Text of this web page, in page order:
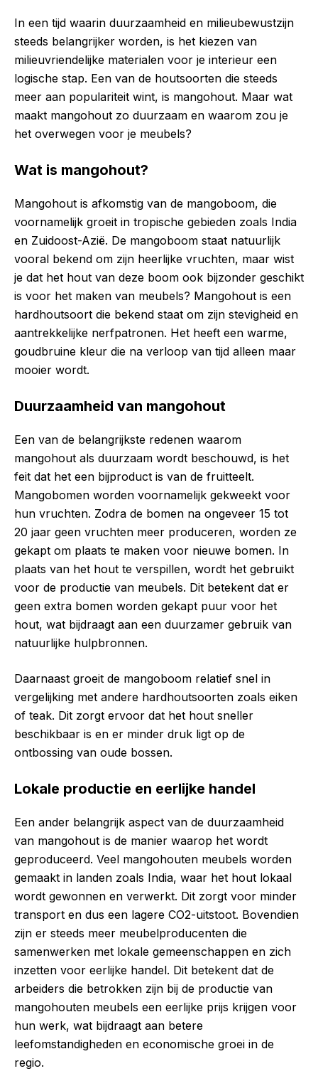
In een tijd waarin duurzaamheid en milieubewustzijn
steeds belangrijker worden, is het kiezen van
milieuvriendelijke materialen voor je interieur een
logische stap. Een van de houtsoorten die steeds
meer aan populariteit wint, is mangohout. Maar wat
maakt mangohout zo duurzaam en waarom zou je
het overwegen voor je meubels?
Wat is mangohout?
Mangohout is afkomstig van de mangoboom, die
voornamelijk groeit in tropische gebieden zoals India
en Zuidoost-Azië. De mangoboom staat natuurlijk
vooral bekend om zijn heerlijke vruchten, maar wist
je dat het hout van deze boom ook bijzonder geschikt
is voor het maken van meubels? Mangohout is een
hardhoutsoort die bekend staat om zijn stevigheid en
aantrekkelijke nerfpatronen. Het heeft een warme,
goudbruine kleur die na verloop van tijd alleen maar
mooier wordt.
Duurzaamheid van mangohout
Een van de belangrijkste redenen waarom
mangohout als duurzaam wordt beschouwd, is het
feit dat het een bijproduct is van de fruitteelt.
Mangobomen worden voornamelijk gekweekt voor
hun vruchten. Zodra de bomen na ongeveer 15 tot
20 jaar geen vruchten meer produceren, worden ze
gekapt om plaats te maken voor nieuwe bomen. In
plaats van het hout te verspillen, wordt het gebruikt
voor de productie van meubels. Dit betekent dat er
geen extra bomen worden gekapt puur voor het
hout, wat bijdraagt aan een duurzamer gebruik van
natuurlijke hulpbronnen.
Daarnaast groeit de mangoboom relatief snel in
vergelijking met andere hardhoutsoorten zoals eiken
of teak. Dit zorgt ervoor dat het hout sneller
beschikbaar is en er minder druk ligt op de
ontbossing van oude bossen.
Lokale productie en eerlijke handel
Een ander belangrijk aspect van de duurzaamheid
van mangohout is de manier waarop het wordt
geproduceerd. Veel mangohouten meubels worden
gemaakt in landen zoals India, waar het hout lokaal
wordt gewonnen en verwerkt. Dit zorgt voor minder
transport en dus een lagere CO2-uitstoot. Bovendien
zijn er steeds meer meubelproducenten die
samenwerken met lokale gemeenschappen en zich
inzetten voor eerlijke handel. Dit betekent dat de
arbeiders die betrokken zijn bij de productie van
mangohouten meubels een eerlijke prijs krijgen voor
hun werk, wat bijdraagt aan betere
leefomstandigheden en economische groei in de
regio.